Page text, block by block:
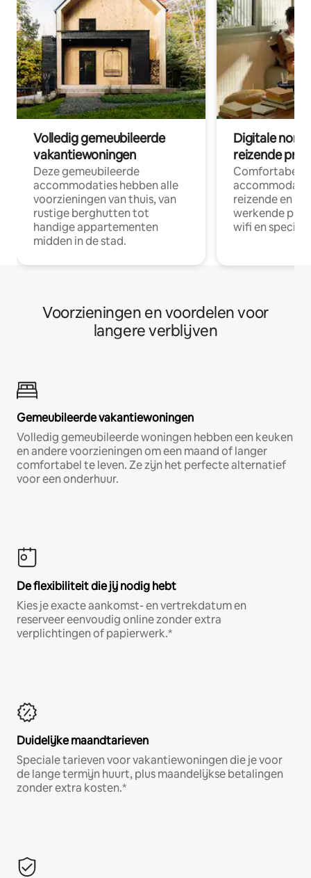
Volledig gemeubileerde
vakantiewoningen
Deze gemeubileerde
accommodaties hebben alle
voorzieningen van thuis, van
rustige berghutten tot
handige appartementen
midden in de stad.
Digitale
reizende
Comfortabele
reizende en
werkende
wifi en
Voorzieningen en voordelen voor
langere verblijven
Gemeubileerde vakantiewoningen
Volledig gemeubileerde woningen hebben een keuken
en andere voorzieningen om een maand of langer
comfortabel te leven. Ze zijn het perfecte alternatief
voor een onderhuur.
De flexibiliteit die jij nodig hebt
Kies je exacte aankomst- en vertrekdatum en
reserveer eenvoudig online zonder extra
verplichtingen of papierwerk.*
Duidelijke maandtarieven
Speciale tarieven voor vakantiewoningen die je voor
de lange termijn huurt, plus maandelijkse betalingen
zonder extra kosten.*